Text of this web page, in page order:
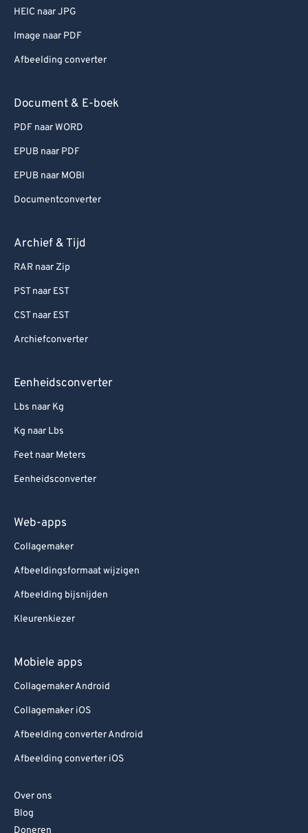
HEIC naar JPG
Image naar PDF
Afbeelding converter
Document & E-boek
PDF naar WORD
EPUB naar PDF
EPUB naar MOBI
Documentconverter
Archief & Tijd
RAR naar Zip
PST naar EST
CST naar EST
Archiefconverter
Eenheidsconverter
Lbs naar Kg
Kg naar Lbs
Feet naar Meters
Eenheidsconverter
Web-apps
Collagemaker
Afbeeldingsformaat wijzigen
Afbeelding bijsnijden
Kleurenkiezer
Mobiele apps
Collagemaker Android
Collagemaker iOS
Afbeelding converter Android
Afbeelding converter iOS
Over ons
Blog
Doneren